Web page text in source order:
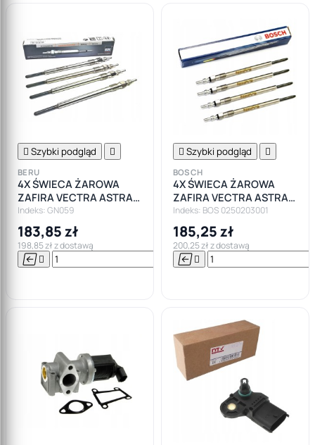
 Szybki podgląd 
BERU
4X ŚWIECA ŻAROWA
ZAFIRA VECTRA ASTRA
1.9CDTI 150
Indeks: GN059
183,85 zł
198,85 zł z dostawą
  

 Szybki podgląd 
BOSCH
4X ŚWIECA ŻAROWA
ZAFIRA VECTRA ASTRA
1.9CDTI 150
Indeks: BOS 0250203001
185,25 zł
200,25 zł z dostawą
 